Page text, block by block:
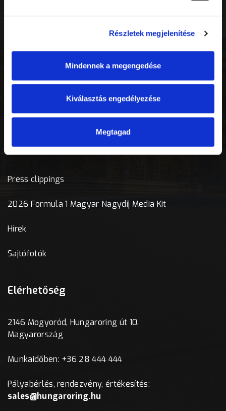
Részletek megjelenítése
Mindennek a megengedése
Kiválasztás engedélyezése
Megtagad
UAV szabályozás
Dokumentumok
Önkéntes program
Média
Press clippings
2026 Formula 1 Magyar Nagydíj Media Kit
Hírek
Sajtófotók
Elérhetőség
2146 Mogyoród, Hungaroring út 10.
Magyarország
Munkaidőben: +36 28 444 444
Pályabérlés, rendezvény, értékesítés:
sales@hungaroring.hu